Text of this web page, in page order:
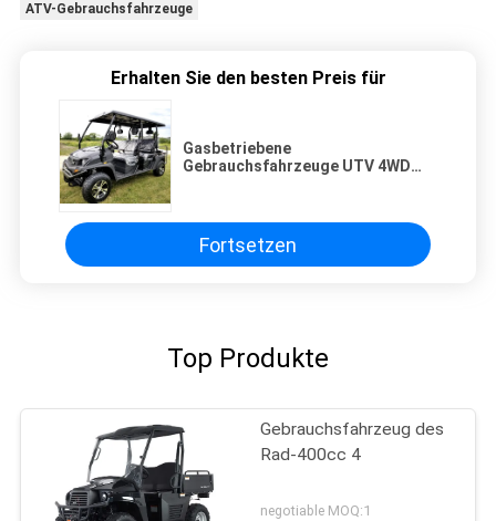
ATV-Gebrauchsfahrzeuge
Erhalten Sie den besten Preis für
Gasbetriebene
Gebrauchsfahrzeuge UTV 4WD
Fortsetzen
Top Produkte
Gebrauchsfahrzeug des
Rad-400cc 4
negotiable MOQ:1